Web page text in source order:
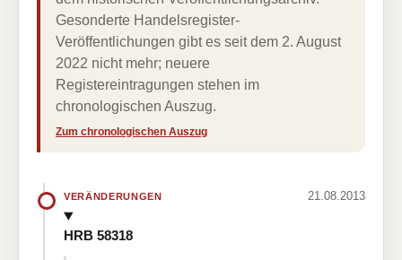
Gesonderte Handelsregister-
Veröffentlichungen gibt es seit dem 2. August
2022 nicht mehr; neuere
Registereintragungen stehen im
chronologischen Auszug.
Zum chronologischen Auszug
VERÄNDERUNGEN 21.08.2013
HRB 58318